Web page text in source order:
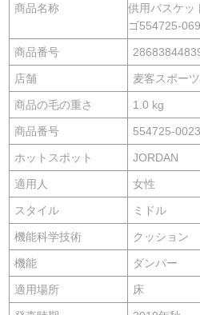
商品名称
供用バスケッ
ゴ554725-
商品番号
店舗 麦客スポー
商品の毛の重さ 1.0 kg
商品番号 554725-0023
ホットスポット JORDAN
適用人 女性
スタイル ミドル
機能科学技術 クッション
機能 ダンパー
適用場所 床